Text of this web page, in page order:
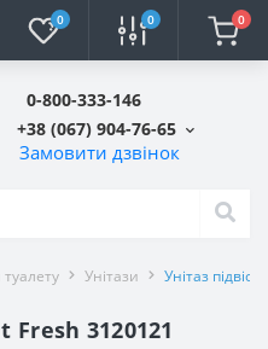
0 0 0
0-800-333-146
+38 (067) 904-76-65
Замовити дзвінок
Унітази Унітаз
Fresh 3120121